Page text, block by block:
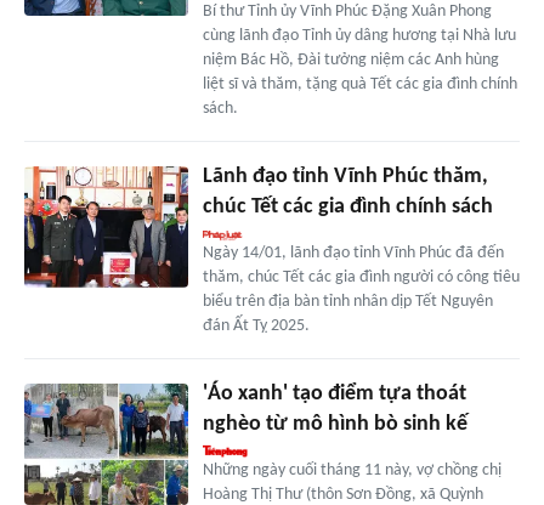
Bí thư Tỉnh ủy Vĩnh Phúc Đặng Xuân Phong
cùng lãnh đạo Tỉnh ủy dâng hương tại Nhà lưu
niệm Bác Hồ, Đài tưởng niệm các Anh hùng
liệt sĩ và thăm, tặng quà Tết các gia đình chính
sách.
Lãnh đạo tỉnh Vĩnh Phúc thăm,
chúc Tết các gia đình chính sách
Ngày 14/01, lãnh đạo tỉnh Vĩnh Phúc đã đến
thăm, chúc Tết các gia đình người có công tiêu
biểu trên địa bàn tỉnh nhân dịp Tết Nguyên
đán Ất Tỵ 2025.
'Áo xanh' tạo điểm tựa thoát
nghèo từ mô hình bò sinh kế
Những ngày cuối tháng 11 này, vợ chồng chị
Hoàng Thị Thư (thôn Sơn Đồng, xã Quỳnh